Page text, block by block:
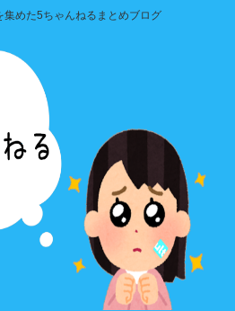
集めた5ちゃんねるまとめブログ